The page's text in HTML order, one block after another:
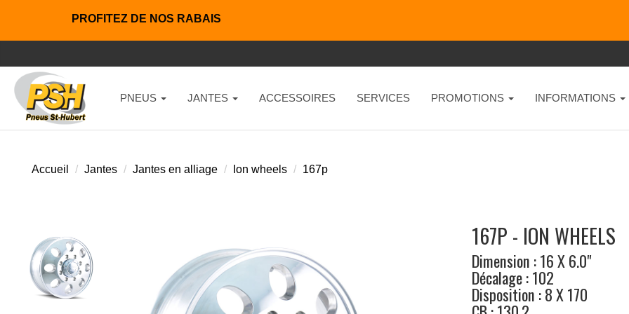
PROFITEZ DE NOS RABAIS
PNEUS JANTES ACCESSOIRES SERVICES PROMOTIONS INFORMATIONS
Accueil Jantes Jantes en alliage Ion wheels 167p
167P - ION WHEELS
Dimension : 16 X 6.0"
Décalage : 102
Disposition : 8 X 170